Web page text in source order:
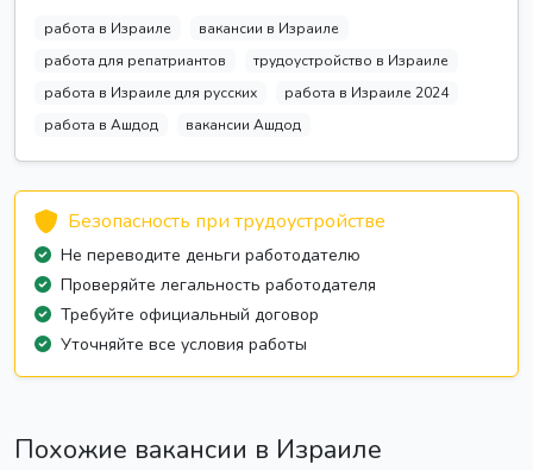
работа в Израиле
вакансии в Израиле
работа для репатриантов
трудоустройство в Израиле
работа в Израиле для русских
работа в Израиле 2024
работа в Ашдод
вакансии Ашдод
Безопасность при трудоустройстве
Не переводите деньги работодателю
Проверяйте легальность работодателя
Требуйте официальный договор
Уточняйте все условия работы
Похожие вакансии в Израиле